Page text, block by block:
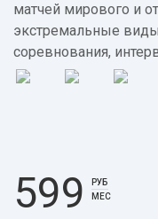
матчей мирового и
экстремальные
соревнования,
599
РУБ
МЕС